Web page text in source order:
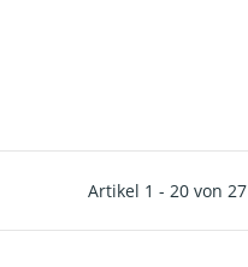
Artikel 1 - 20 von 27